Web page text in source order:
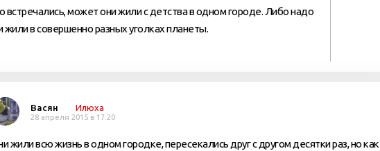
встречались, может они жили с детства в одном городе. Либо надо
жили в совершенно разных уголках планеты.
Васян Илюха
28 апреля 2015 в 17:20
жили всю жизнь в одном городке, пересекались друг с другом десятки раз, но как